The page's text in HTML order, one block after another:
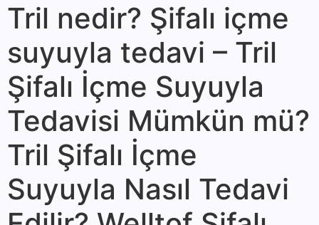
Tril nedir? Şifalı içme
suyuyla tedavi – Tril
Şifalı İçme Suyuyla
Tedavisi Mümkün mü?
Tril Şifalı İçme
Suyuyla Nasıl Tedavi